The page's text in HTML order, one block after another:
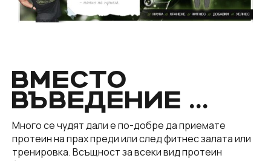
ВМЕСТО
ВЪВЕДЕНИЕ …
Много се чудят дали е по-добре да приемате
протеин на прах преди или след фитнес залата или
тренировка. Всъщност за всеки вид протеин